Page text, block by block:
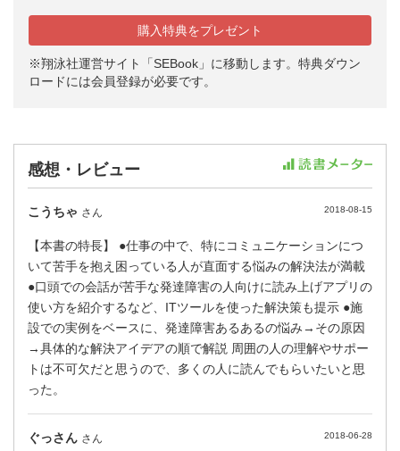
購入特典をプレゼント
※翔泳社運営サイト「SEBook」に移動します。特典ダウン
ロードには会員登録が必要です。
感想・レビュー
こうちゃ さん 2018-08-15
【本書の特長】 ●仕事の中で、特にコミュニケーションにつ
いて苦手を抱え困っている人が直面する悩みの解決法が満載
●口頭での会話が苦手な発達障害の人向けに読み上げアプリの
使い方を紹介するなど、ITツールを使った解決策も提示 ●施
設での実例をベースに、発達障害あるあるの悩み→その原因
→具体的な解決アイデアの順で解説 周囲の人の理解やサポー
トは不可欠だと思うので、多くの人に読んでもらいたいと思
った。
ぐっさん さん 2018-06-28